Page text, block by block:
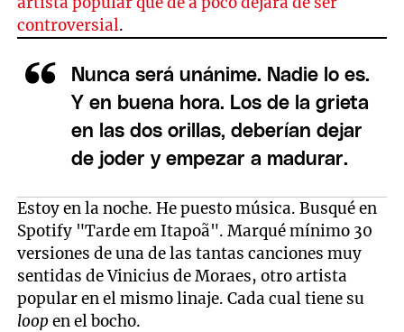
controversial.
Nunca será unánime. Nadie lo es.
Y en buena hora. Los de la grieta
en las dos orillas, deberían dejar
de joder y empezar a madurar.
Estoy en la noche. He puesto música. Busqué en
Spotify "Tarde em Itapoã". Marqué mínimo 30
versiones de una de las tantas canciones muy
sentidas de Vinicius de Moraes, otro artista
popular en el mismo linaje. Cada cual tiene su
loopen el bocho.